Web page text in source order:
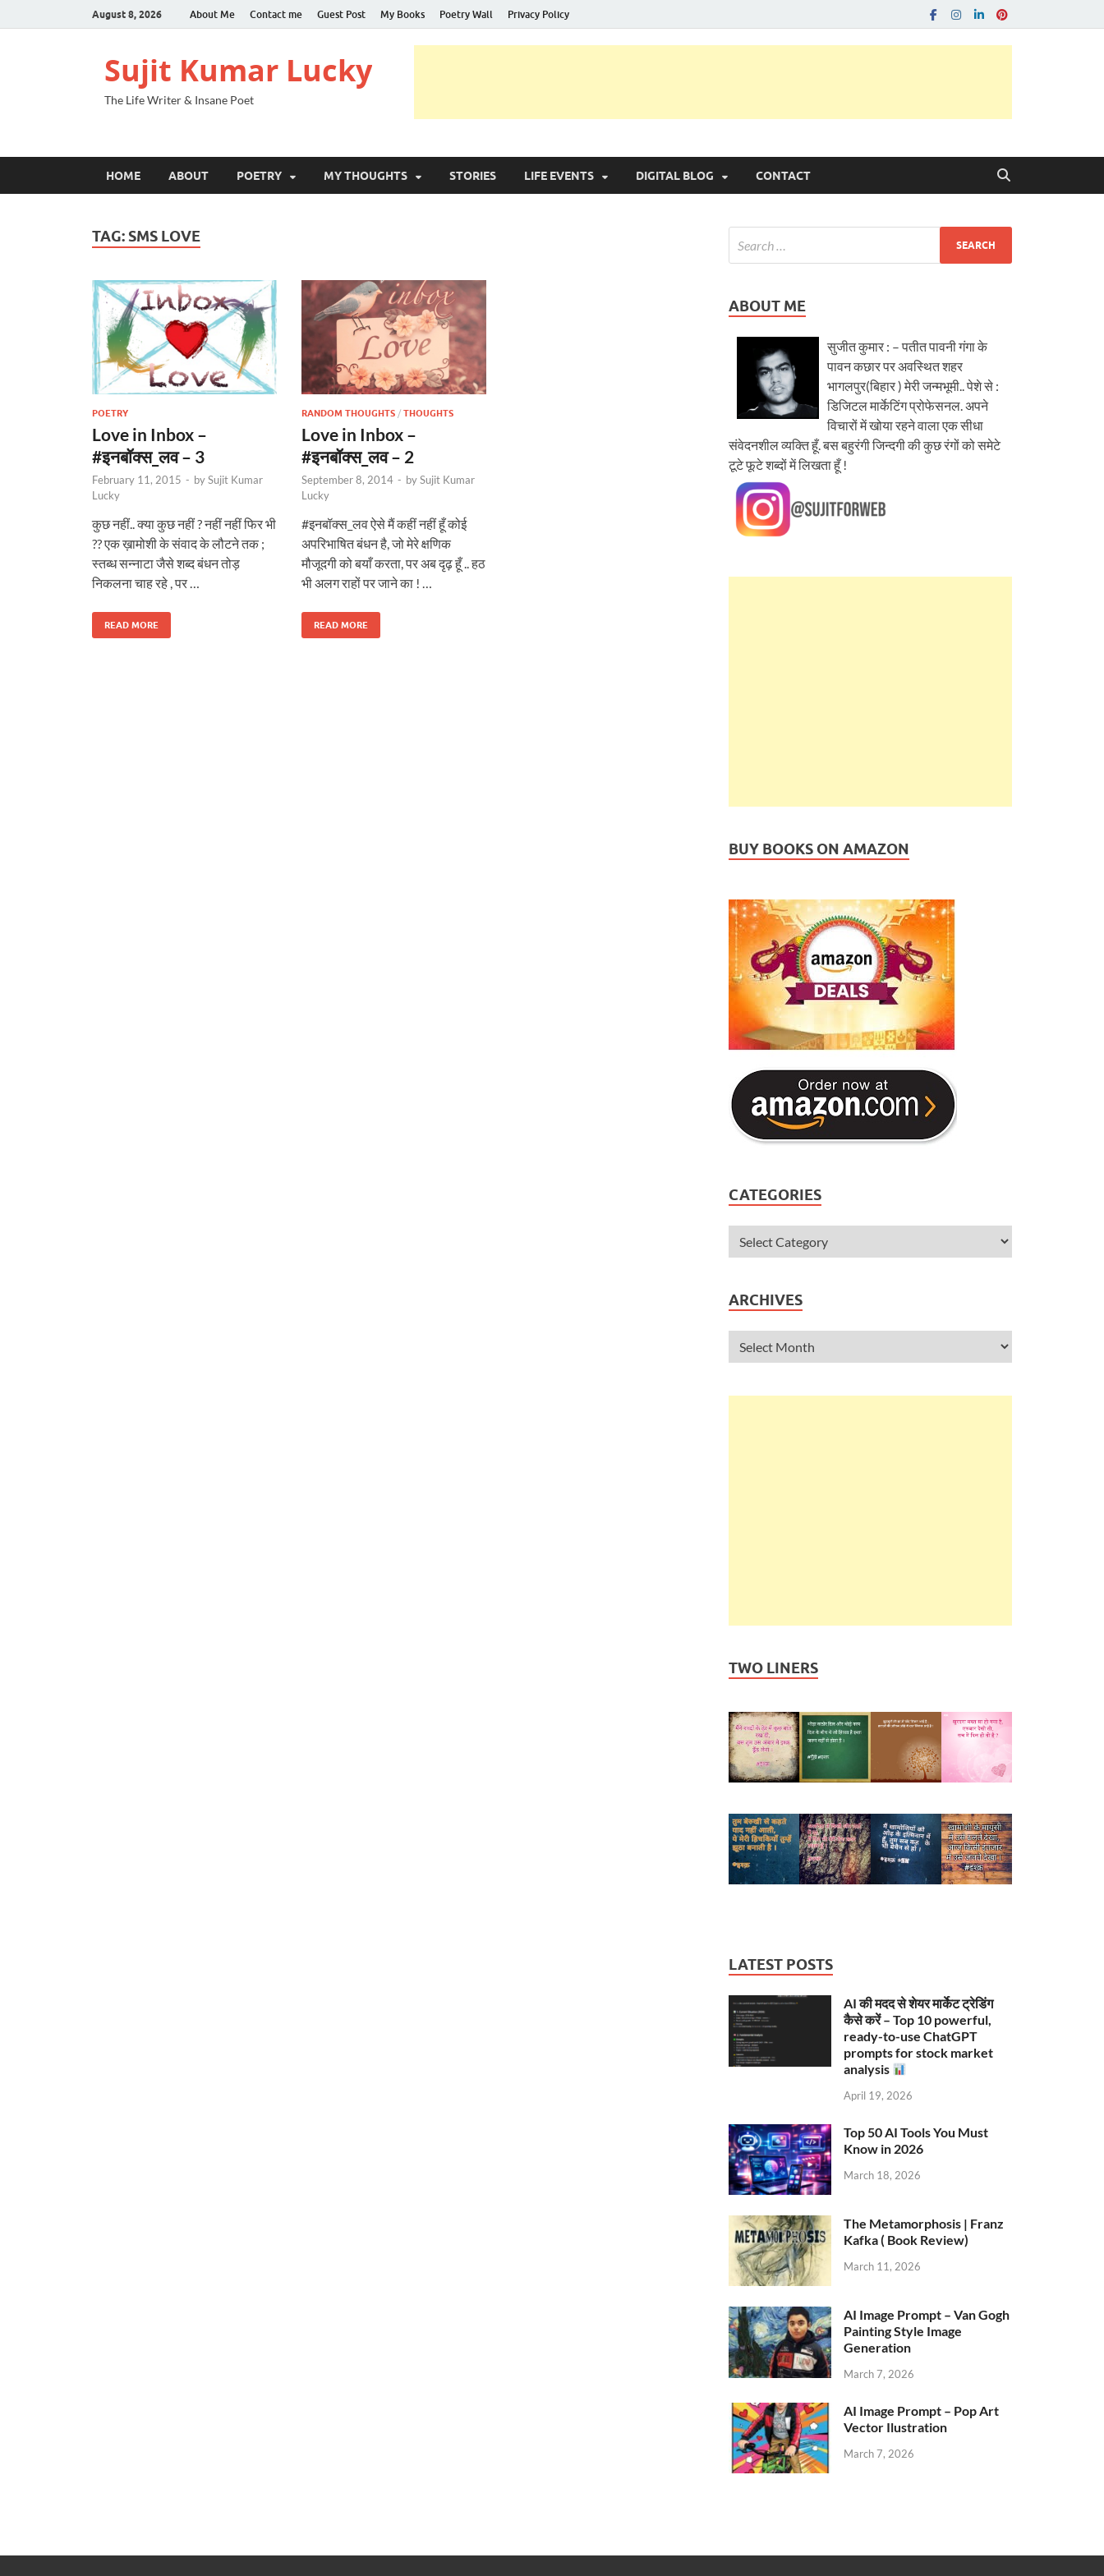
August 8, 2026 About Me Contact me Guest Post My Books Poetry Wall Privacy Policy
Sujit Kumar Lucky
The Life Writer & Insane Poet
HOME ABOUT POETRY MY THOUGHTS STORIES LIFE EVENTS DIGITAL BLOG CONTACT
TAG: SMS LOVE
POETRY
Love in Inbox –
#इनबॉक्स_लव – 3
February 11, 2015 - bySujit Kumar
Lucky
कुछ नहीं.. क्या कुछ नहीं ? नहीं नहीं फिर भी
?? एक ख़ामोशी के संवाद के लौटने तक ;
स्तब्ध सन्नाटा जैसे शब्द बंधन तोड़
निकलना चाह रहे , पर …
READ MORE
RANDOM THOUGHTS / THOUGHTS
Love in Inbox –
#इनबॉक्स_लव – 2
September 8, 2014 - bySujit Kumar
Lucky
#इनबॉक्स_लव ऐसे मैं कहीं नहीं हूँ कोई
अपरिभाषित बंधन है, जो मेरे क्षणिक
मौजूदगी को बयाँ करता, पर अब दृढ़ हूँ .. हठ
भी अलग राहों पर जाने का ! …
READ MORE
ABOUT ME
सुजीत कुमार : – पतीत पावनी गंगा के
पावन कछार पर अवस्थित शहर
भागलपुर(बिहार ) मेरी जन्मभूमी.. पेशे से :
डिजिटल मार्केटिंग प्रोफेसनल. अपने
विचारों में खोया रहने वाला एक सीधा
संवेदनशील व्यक्ति हूँ. बस बहुरंगी जिन्दगी की कुछ रंगों को समेटे
टूटे फूटे शब्दों में लिखता हूँ !
BUY BOOKS ON AMAZON
CATEGORIES
ARCHIVES
TWO LINERS
LATEST POSTS
AI की मदद से शेयर मार्केट ट्रेडिंग
कैसे करें – Top 10 powerful,
ready-to-use ChatGPT
prompts for stock market
analysis
April 19, 2026
Top 50 AI Tools You Must
Know in 2026
March 18, 2026
The Metamorphosis | Franz
Kafka ( Book Review)
March 11, 2026
AI Image Prompt – Van Gogh
Painting Style Image
Generation
March 7, 2026
AI Image Prompt – Pop Art
Vector Ilustration
March 7, 2026